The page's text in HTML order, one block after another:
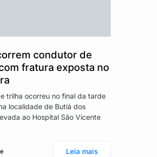
condutor de
fratura exposta no
trilha ocorreu no final da tarde
localidade de Butiá dos
ao Hospital São Vicente
Leia mais